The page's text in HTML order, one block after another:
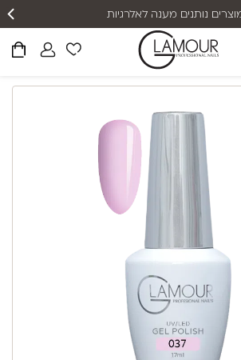
נותנים מענה לאלרגיות